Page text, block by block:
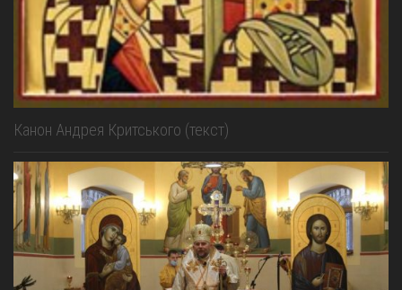
Канон Андрея Критського (текст)